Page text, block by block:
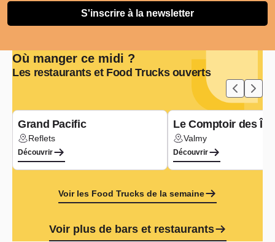
S'inscrire à la newsletter
Où manger ce midi ?
Les restaurants et Food Trucks ouverts
Grand Pacific
Lieu :Reflets
Découvrir
Le Comptoir des
Lieu :Valmy
Découvrir
Voir les Food Trucks de la semaine
Voir plus de bars et restaurants